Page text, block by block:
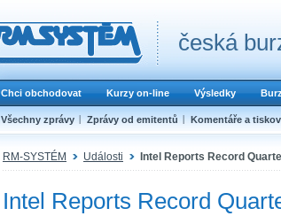
česká
Chci obchodovat Kurzy on-line Výsledky
Všechny zprávy Zprávy od emitentů Komentáře a
RM-SYSTÉM Události Intel Reports Record
Intel Reports Record